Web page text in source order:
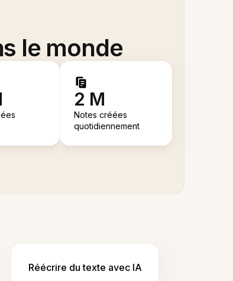
le monde
2 M
Notes créées
quotidiennement
Réécrire du texte avec IA